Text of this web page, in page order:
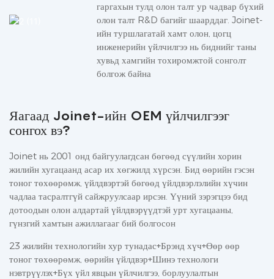
гаргахын тулд олон талт ур чадвар бүхий
олон талт R&D багийг шаарддаг. Joinet-
ийн туршлагатай хамт олон, цогц
инженерийн үйлчилгээ нь биднийг таны
хувьд хамгийн тохиромжтой сонголт
болгож байна
Яагаад Joinet-ийн OEM үйлчилгээг
сонгох вэ?
Joinet нь 2001 онд байгуулагдсан бөгөөд сүүлийн хорин
жилийн хугацаанд асар их хөгжилд хүрсэн. Бид өөрийн гэсэн
тоног төхөөрөмж, үйлдвэртэй бөгөөд үйлдвэрлэлийн хүчин
чадлаа тасралтгүй сайжруулсаар ирсэн. Үүний зэрэгцээ бид
дотоодын олон алдартай үйлдвэрүүдтэй урт хугацааны,
гүнзгий хамтын ажиллагааг бий болгосон
23 жилийн технологийн хур тунадас+Брэнд хүч+Өөр өөр
тоног төхөөрөмж, өөрийн үйлдвэр+Шинэ технологи
нэвтрүүлэх+Бүх үйл явцын үйлчилгээ, борлуулалтын